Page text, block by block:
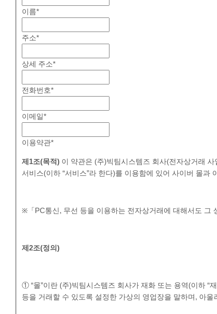
이름*
주소*
상세 주소*
전화번호*
이메일*
이용약관*
제 1조(목적) 이 약관은 (주)빅팀시스템즈 회사(전자상거래
서비스(이하 “서비스”라 한다)를 이용함에 있어 사이버 몰
※「PC통신, 무선 등을 이용하는 전자상거래에 대해서도 그
제2조(정의)
① “몰”이란 (주)빅팀시스템즈 회사가 재화 또는 용역(이하 “
등을 거래할 수 있도록 설정한 가상의 영업장을 말하며, 아